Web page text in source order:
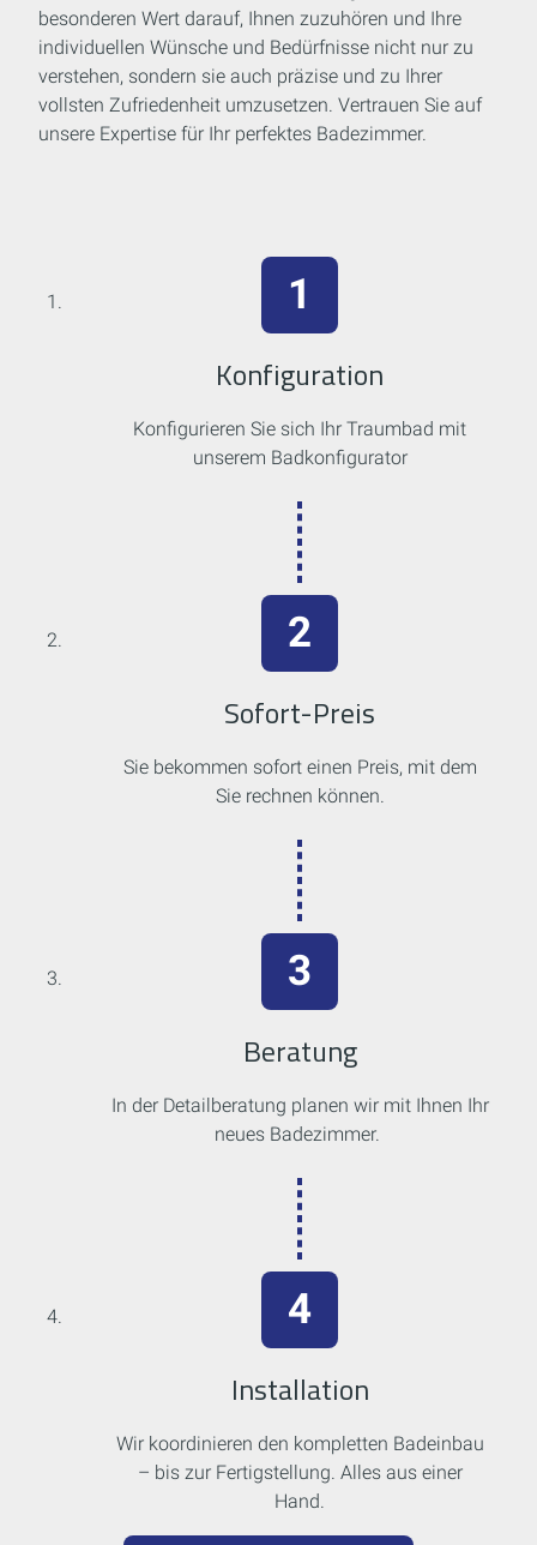
besonderen Wert darauf, Ihnen zuzuhören und Ihre
individuellen Wünsche und Bedürfnisse nicht nur zu
verstehen, sondern sie auch präzise und zu Ihrer
vollsten Zufriedenheit umzusetzen. Vertrauen Sie auf
unsere Expertise für Ihr perfektes Badezimmer.
Konfiguration
Konfigurieren Sie sich Ihr Traumbad mit
unserem Badkonfigurator
Sofort-Preis
Sie bekommen sofort einen Preis, mit dem
Sie rechnen können.
Beratung
In der Detailberatung planen wir mit Ihnen Ihr
neues Badezimmer.
Installation
Wir koordinieren den kompletten Badeinbau
– bis zur Fertigstellung. Alles aus einer
Hand.